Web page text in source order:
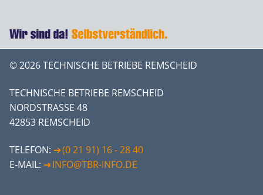
© 2026 TECHNISCHE BETRIEBE REMSCHEID
TECHNISCHE BETRIEBE REMSCHEID
NORDSTRASSE 48
42853 REMSCHEID
TELEFON:
(0 21 91) 16 - 28 40
E-MAIL:
INFO@TBR-INFO.DE